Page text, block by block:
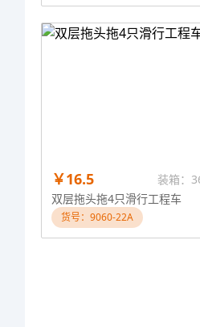
￥16.5
装箱：
双层拖头拖4只滑行工程车
货号：9060-22A